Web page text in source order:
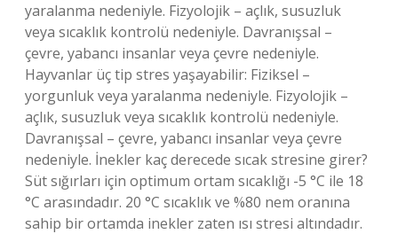
yaralanma nedeniyle. Fizyolojik – açlık, susuzluk
veya sıcaklık kontrolü nedeniyle. Davranışsal –
çevre, yabancı insanlar veya çevre nedeniyle.
Hayvanlar üç tip stres yaşayabilir: Fiziksel –
yorgunluk veya yaralanma nedeniyle. Fizyolojik –
açlık, susuzluk veya sıcaklık kontrolü nedeniyle.
Davranışsal – çevre, yabancı insanlar veya çevre
nedeniyle. İnekler kaç derecede sıcak stresine girer?
Süt sığırları için optimum ortam sıcaklığı -5 °C ile 18
°C arasındadır. 20 °C sıcaklık ve %80 nem oranına
sahip bir ortamda inekler zaten ısı stresi altındadır.